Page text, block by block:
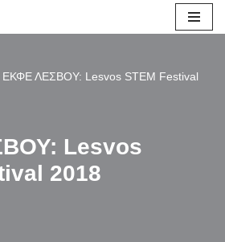
ΕΚΦΕ ΛΕΣΒΟΥ: Lesvos STEM Festival
Lesvos
2018